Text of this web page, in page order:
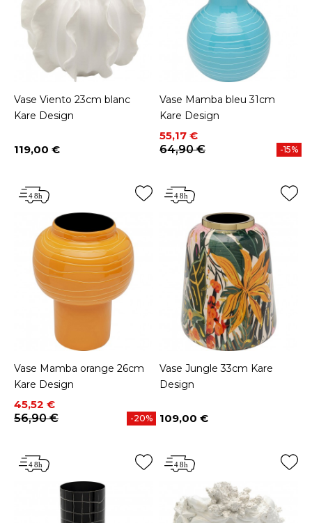
Vase Viento 23cm blanc
Kare Design
Prix
119,00 €
Vase Mamba bleu 31cm
Kare Design
Prix
55,17 €
Prix de base
64,90 €
-15%
Vase Mamba orange 26cm
Kare Design
Prix
45,52 €
Prix de base
56,90 €
-20%
Vase Jungle 33cm Kare
Design
Prix
109,00 €